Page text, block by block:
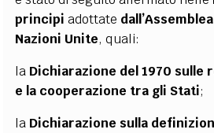
principi adottate
Nazioni Unite, quali:
la Dichiarazione del 1970 sulle
e la cooperazione tra gli Stati;
la Dichiarazione sulla